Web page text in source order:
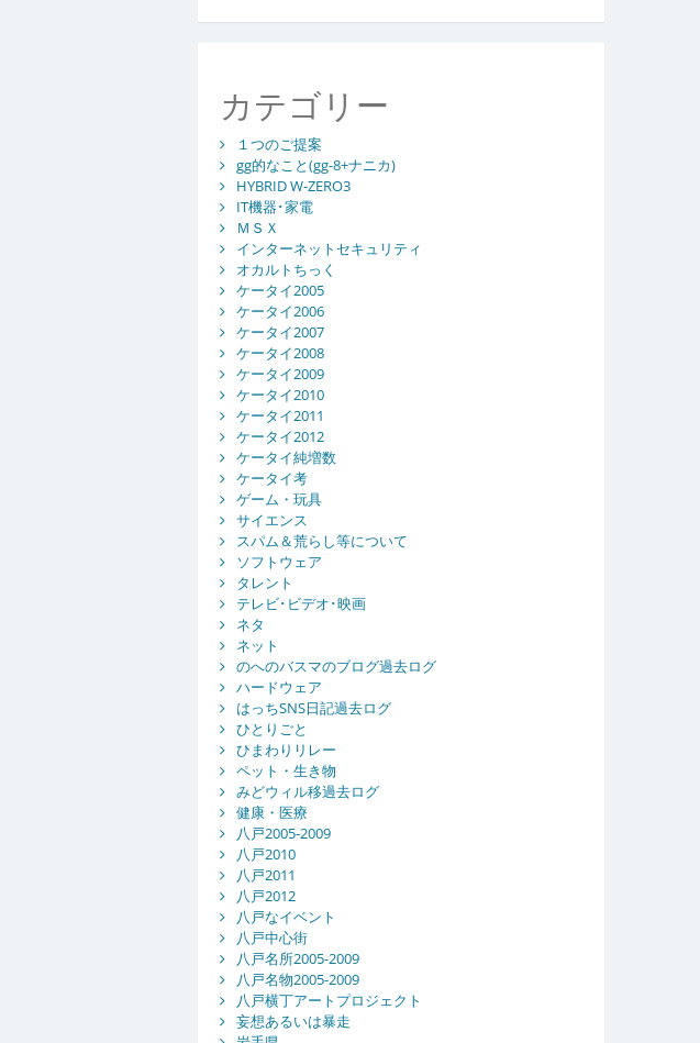
カテゴリー
１つのご提案
gg的なこと(gg-8+ナニカ)
HYBRID W-ZERO3
IT機器･家電
ＭＳＸ
インターネットセキュリティ
オカルトちっく
ケータイ2005
ケータイ2006
ケータイ2007
ケータイ2008
ケータイ2009
ケータイ2010
ケータイ2011
ケータイ2012
ケータイ純増数
ケータイ考
ゲーム・玩具
サイエンス
スパム＆荒らし等について
ソフトウェア
タレント
テレビ･ビデオ･映画
ネタ
ネット
のへのバスマのブログ過去ログ
ハードウェア
はっちSNS日記過去ログ
ひとりごと
ひまわりリレー
ペット・生き物
みどウィル移過去ログ
健康・医療
八戸2005-2009
八戸2010
八戸2011
八戸2012
八戸なイベント
八戸中心街
八戸名所2005-2009
八戸名物2005-2009
八戸横丁アートプロジェクト
妄想あるいは暴走